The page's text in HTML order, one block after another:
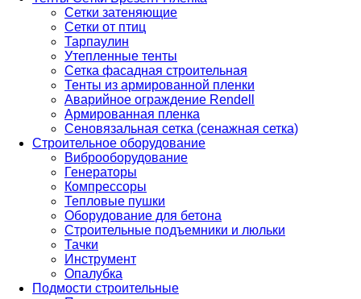
Сетки затеняющие
Сетки от птиц
Тарпаулин
Утепленные тенты
Сетка фасадная строительная
Тенты из армированной пленки
Аварийное ограждение Rendell
Армированная пленка
Сеновязальная сетка (сенажная сетка)
Строительное оборудование
Виброоборудование
Генераторы
Компрессоры
Тепловые пушки
Оборудование для бетона
Строительные подъемники и люльки
Тачки
Инструмент
Опалубка
Подмости строительные